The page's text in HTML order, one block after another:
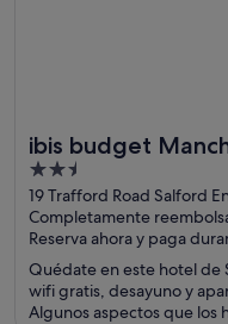
ibis budget
2.5
out
of
5
19 Trafford Road Salford
Completamente
Reserva ahora y paga
Quédate en este hotel de
wifi gratis, desayuno y
Algunos aspectos que los